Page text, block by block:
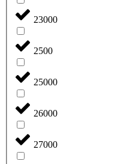
23000
2500
25000
26000
27000